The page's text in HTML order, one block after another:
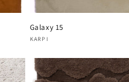
Galaxy 15
Verkoper:
KARPI